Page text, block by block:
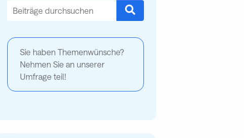
Dies ist ein Suchfeld mit einer automatischen Vorschlagsfunktion.
Sie haben Themenwünsche?
Nehmen Sie an unserer
Umfrage teil!